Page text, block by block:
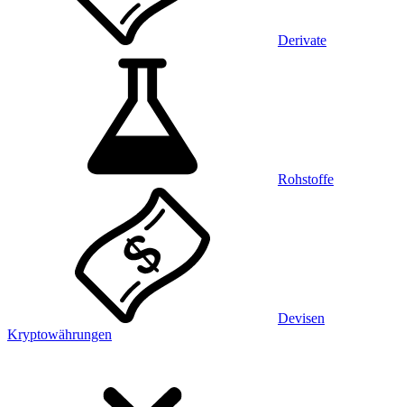
Derivate
Rohstoffe
Devisen
Kryptowährungen